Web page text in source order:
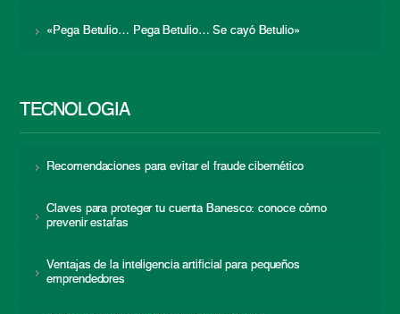
«Pega Betulio… Pega Betulio… Se cayó Betulio»
TECNOLOGÍA
Recomendaciones para evitar el fraude cibernético
Claves para proteger tu cuenta Banesco: conoce cómo
prevenir estafas
Ventajas de la inteligencia artificial para pequeños
emprendedores